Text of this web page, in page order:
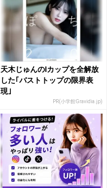
天木じゅんのIカップを全解放
した｢バストトップの限界表
現｣
PR(小学館Gravidia.jp)